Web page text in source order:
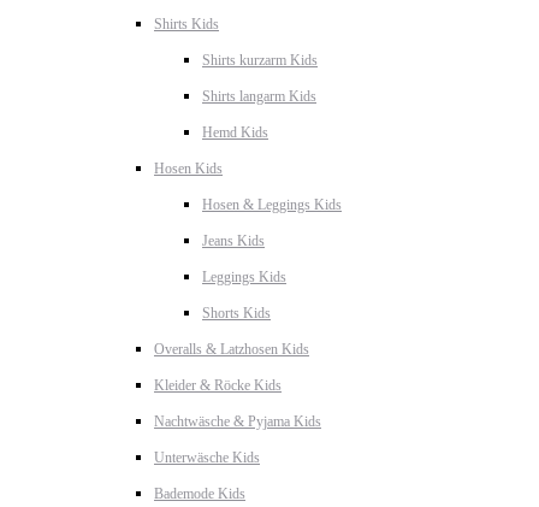
Shirts Kids
Shirts kurzarm Kids
Shirts langarm Kids
Hemd Kids
Hosen Kids
Hosen & Leggings Kids
Jeans Kids
Leggings Kids
Shorts Kids
Overalls & Latzhosen Kids
Kleider & Röcke Kids
Nachtwäsche & Pyjama Kids
Unterwäsche Kids
Bademode Kids